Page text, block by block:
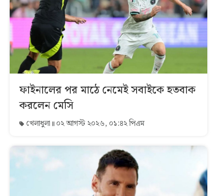
ফাইনালের পর মাঠে নেমেই সবাইকে হতবাক
করলেন মেসি
খেলাধুলা ০২ আগস্ট ২০২৬, ০১:৪২ পিএম